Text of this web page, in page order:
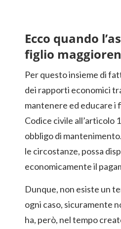
Ecco quando
figlio
Per questo insieme di
dei rapporti economici
mantenere ed educare i
Codice civile all’articolo
obbligo di
le circostanze, possa
economicamente il
Dunque, non esiste un
ogni caso, sicuramente
ha, però, nel tempo